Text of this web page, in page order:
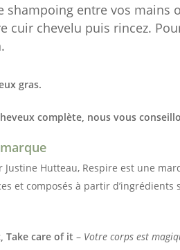
shampoing entre vos
cuir chevelu puis rincez.
gras.
complète, nous vous
Justine Hutteau, Respire est une
et composés à partir
Take care of it – Votre corps est